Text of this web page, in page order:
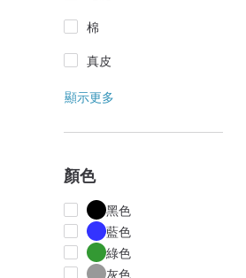
棉
真皮
顯示更多
顏色
黑色
藍色
綠色
灰色